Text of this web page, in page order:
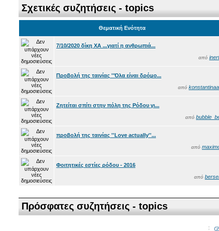
Σχετικές συζητήσεις - topics
Θεματική Ενότητα
7/10/2020 δίκη ΧΑ ...γιατί η ανθρωπιά...
από
Προβολή της ταινίας ''Όλα είναι δρόμο...
από
Ζητείται σπίτι στην πόλη της Ρόδου γι...
από
προβολή της ταινίας ''Love actually''...
από
Φοιτητικές εστίες ρόδου - 2016
από
Πρόσφατες συζητήσεις - topics